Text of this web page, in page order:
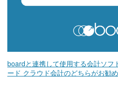
boardと連携して使用する会計ソフ
ード クラウド会計のどちらがお勧